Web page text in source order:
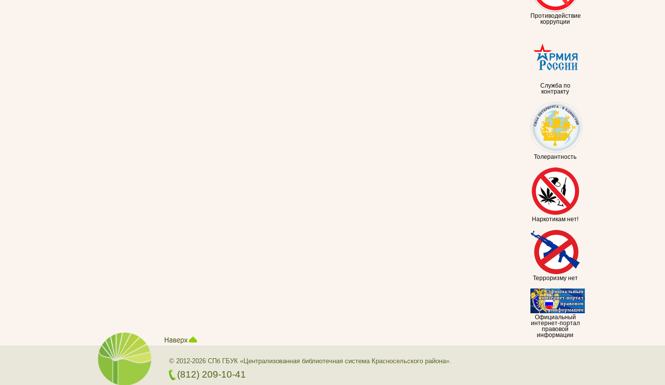
Противодействие
коррупции
Служба по
контракту
Толерантность
Наркотикам нет!
Терроризму нет
Официальный
интернет-портал
правовой
информации
© 2012-2026 СПб ГБУК «Централизованная библиотечная система Красносельского района».
(812) 209-10-41